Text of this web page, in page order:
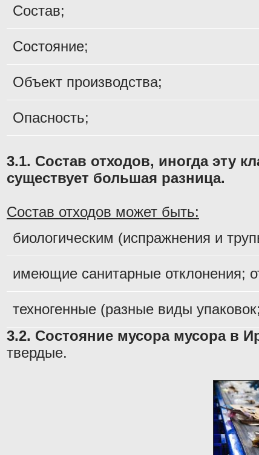
Состав;
Состояние;
Объект производства;
Опасность;
3.1. Состав отходов, иногда эту
существует большая разница.
Состав отходов может быть:
биологическим (испражнения и
имеющие санитарные отклонения;
техногенные (разные виды
3.2. Состояние мусора мусора в
твердые.